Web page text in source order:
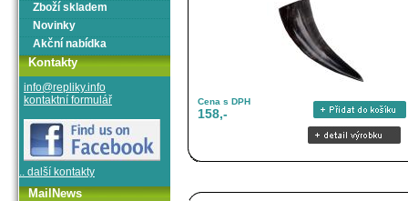
Cena s DPH
158,-
Zboží skladem
Novinky
Akční nabídka
Kontakty
info@repliky.info
kontaktní formulář
.. další kontakty
MailNews